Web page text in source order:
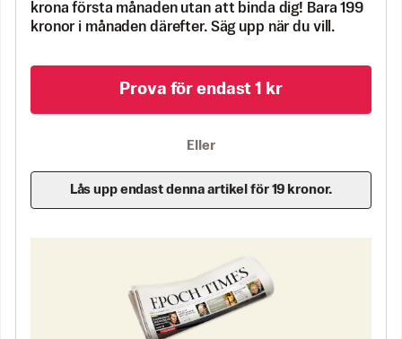
krona första månaden utan att binda dig! Bara 199
kronor i månaden därefter. Säg upp när du vill.
Prova för endast 1 kr
Eller
Lås upp endast denna artikel för 19 kronor.